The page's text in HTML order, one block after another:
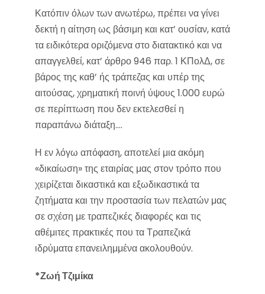
Κατόπιν όλων των ανωτέρω, πρέπει να γίνει
δεκτή η αίτηση ως βάσιμη και κατ’ ουσίαν, κατά
τα ειδικότερα οριζόμενα στο διατακτικό και να
απαγγελθεί, κατ’ άρθρο 946 παρ. 1 ΚΠολΔ, σε
βάρος της καθ’ ής τράπεζας και υπέρ της
αιτούσας, χρηματική ποινή ύψους 1.000 ευρώ
σε περίπτωση που δεν εκτελεσθεί η
παραπάνω διάταξη….
Η εν λόγω απόφαση, αποτελεί μια ακόμη
«δικαίωση» της εταιρίας μας στον τρόπο που
χειρίζεται δικαστικά και εξωδικαστικά τα
ζητήματα και την προστασία των πελατών μας
σε σχέση με τραπεζικές διαφορές και τις
αθέμιτες πρακτικές που τα Τραπεζικά
ιδρύματα επανειλημμένα ακολουθούν.
*Ζωή Τζιμίκα